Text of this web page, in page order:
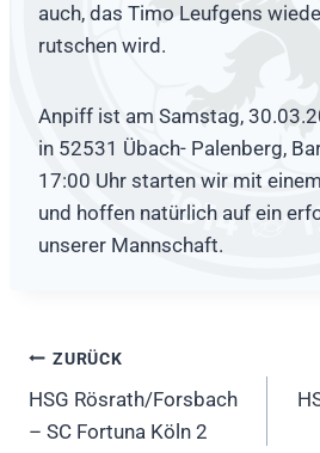
auch, das Timo Leufgens
rutschen wird.
Anpiff ist am Samstag,
in 52531 Übach- Palenberg,
17:00 Uhr starten wir mit
und hoffen natürlich auf ein
unserer Mannschaft.
Beitragsnavigation
ZURÜCK
HSG Rösrath/Forsbach
– SC Fortuna Köln 2